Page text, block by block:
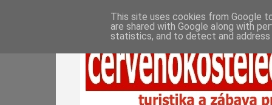
This site uses cookies from Google
are shared with Google along with
statistics, and to detect and address